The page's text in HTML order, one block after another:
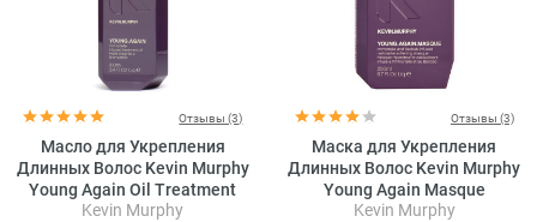
Отзывы (3)
Масло для Укрепления
Длинных Волос Kevin Murphy
Young Again Oil Treatment
Kevin Murphy
Отзывы (3)
Маска для Укрепления
Длинных Волос Kevin Murphy
Young Again Masque
Kevin Murphy